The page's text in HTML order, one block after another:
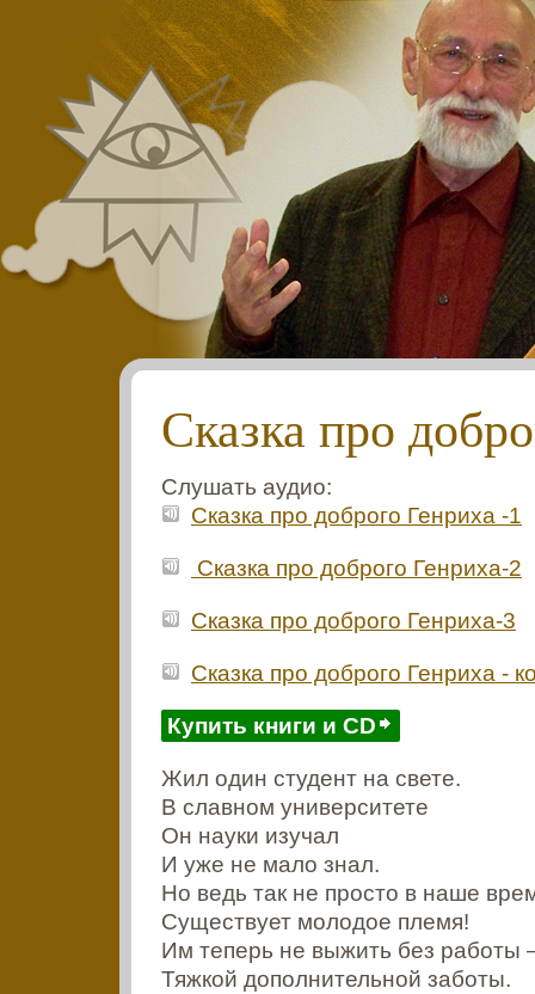
Сказка про
Слушать аудио:
Сказка про доброго Генриха -1
Сказка про доброго Генриха-2
Сказка про доброго Генриха-3
Сказка про доброго Генриха -
Купить книги и CD
Жил один студент на свете.
В славном университете
Он науки изучал
И уже не мало знал.
Но ведь так не просто в наше
Существует молодое племя!
Им теперь не выжить без работы
Тяжкой дополнительной заботы.